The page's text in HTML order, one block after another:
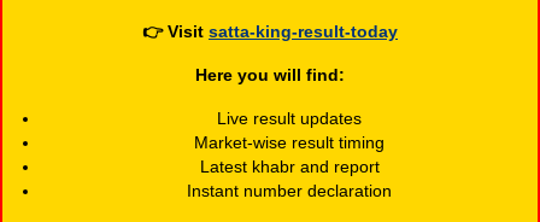
👉Visit satta-king-result-today
Here you will find:
Live result updates
Market-wise result timing
Latest khabr and report
Instant number declaration